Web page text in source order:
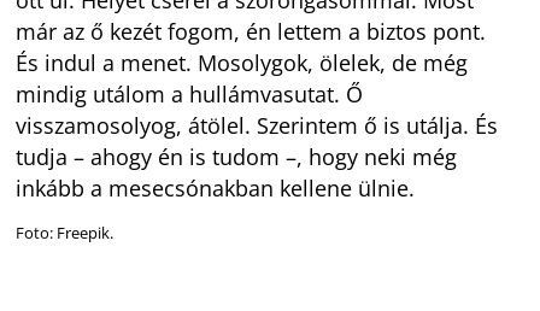
már az ő kezét fogom, én lettem a biztos pont.
És indul a menet. Mosolygok, ölelek, de még
mindig utálom a hullámvasutat. Ő
visszamosolyog, átölel. Szerintem ő is utálja. És
tudja – ahogy én is tudom –, hogy neki még
inkább a mesecsónakban kellene ülnie.
Foto: Freepik.